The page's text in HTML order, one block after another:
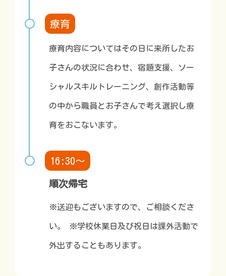
療育
療育内容についてはその日に来所したお
子さんの状況に合わせ、宿題支援、ソー
シャルスキルトレーニング、創作活動等
の中から職員とお子さんで考え選択し療
育をおこないます。
16:30～
順次帰宅
※送迎もございますので、ご相談くださ
い。 ※学校休業日及び祝日は課外活動で
外出することもあります。